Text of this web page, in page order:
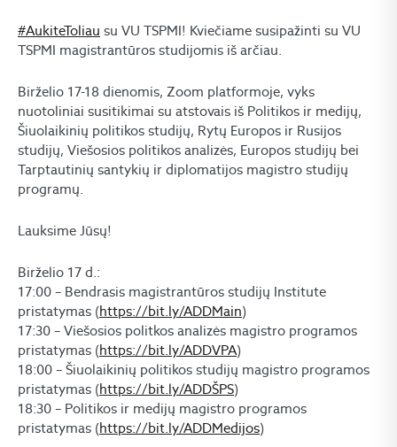
#AukiteToliau su VU TSPMI! Kviečiame susipažinti su VU
TSPMI magistrantūros studijomis iš arčiau.
Birželio 17-18 dienomis, Zoom platformoje, vyks
nuotoliniai susitikimai su atstovais iš Politikos ir medijų,
Šiuolaikinių politikos studijų, Rytų Europos ir Rusijos
studijų, Viešosios politikos analizės, Europos studijų bei
Tarptautinių santykių ir diplomatijos magistro studijų
programų.
Lauksime Jūsų!
Birželio 17 d.:
17:00 – Bendrasis magistrantūros studijų Institute
pristatymas (https://bit.ly/ADDMain)
17:30 – Viešosios politkos analizės magistro programos
pristatymas (https://bit.ly/ADDVPA)
18:00 – Šiuolaikinių politikos studijų magistro programos
pristatymas (https://bit.ly/ADDŠPS)
18:30 – Politikos ir medijų magistro programos
pristatymas (https://bit.ly/ADDMedijos)